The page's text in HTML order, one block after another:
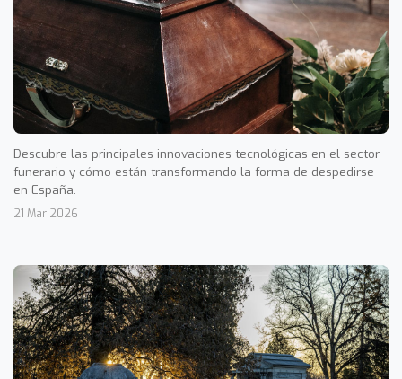
Descubre las principales innovaciones tecnológicas en el sector
funerario y cómo están transformando la forma de despedirse
en España.
21 Mar 2026